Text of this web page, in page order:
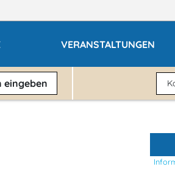
VERANSTALTUNGEN
eingeben